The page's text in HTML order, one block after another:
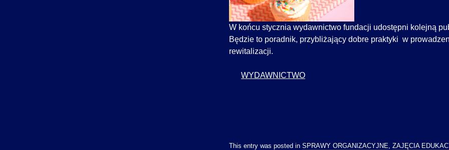
W końcu stycznia wydawnictwo fundacji udostępni kolejną
Będzie to poradnik, przybliżający dobre praktyki w
rewitalizacji.
WYDAWNICTWO
This entry was posted in SPRAWY ORGANIZACYJNE ZAJĘCIA